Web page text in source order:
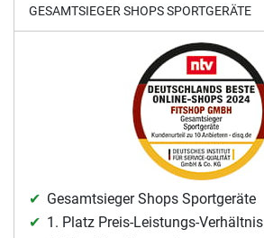
GESAMTSIEGER SHOPS SPORTGERÄTE
Gesamtsieger Shops Sportgeräte
1. Platz Preis-Leistungs-Verhältnis